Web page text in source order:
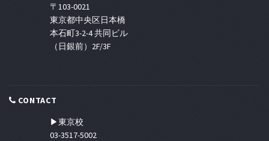
〒103-0021
東京都中央区日本橋
本石町3-2-4 共同ビル
（日銀前）2F/3F
CONTACT
▶東京校
03-3517-5002